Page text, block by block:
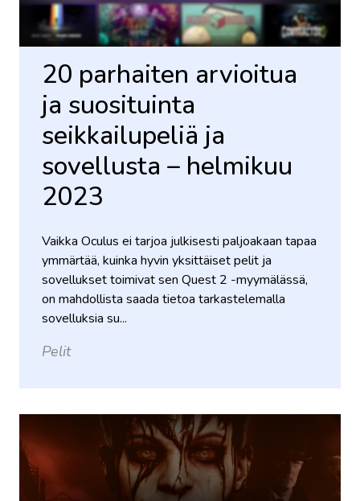
20 parhaiten arvioitua
ja suosituinta
seikkailupeliä ja
sovellusta – helmikuu
2023
Vaikka Oculus ei tarjoa julkisesti paljoakaan tapaa
ymmärtää, kuinka hyvin yksittäiset pelit ja
sovellukset toimivat sen Quest 2 -myymälässä,
on mahdollista saada tietoa tarkastelemalla
sovelluksia su...
Pelit